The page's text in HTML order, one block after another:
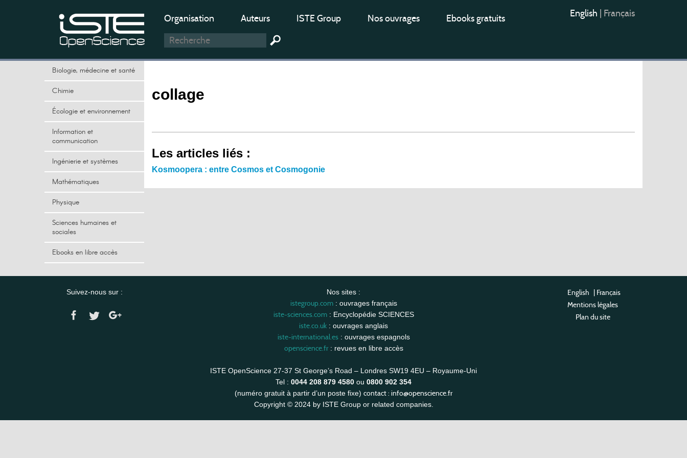
Organisation Auteurs ISTE Group Nos ouvrages Ebooks gratuits English Français
Biologie, médecine et santé
Chimie
Écologie et environnement
Information et
communication
Ingénierie et systèmes
Mathématiques
Physique
Sciences humaines et
sociales
Ebooks en libre accès
collage
Les articles liés :
Kosmoopera : entre Cosmos et Cosmogonie
Suivez-nous sur : Nos sites :
istegroup.com: ouvrages français
iste-sciences.com: Encyclopédie SCIENCES
iste.co.uk : ouvrages anglais
iste-international.es: ouvrages espagnols
openscience.fr: revues en libre accès
ISTE OpenScience 27-37 St George’s Road – Londres SW19 4EU – Royaume-Uni
Tel : 0044 208 879 4580 ou 0800 902 354
(numéro gratuit à partir d’un poste fixe) contact : info@openscience.fr
Copyright © 2024 by ISTE Group or related companies.
English | Français
Mentions légales
Plan du site